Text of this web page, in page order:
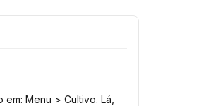
Menu > Cultivo. Lá,